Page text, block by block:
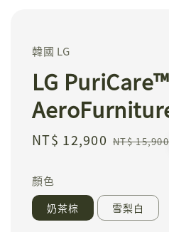
韓國 LG
LG PuriCare™
Sale
NT$ 12,900 Regular
NT$ 15,900
顏色
奶茶棕 雪梨白